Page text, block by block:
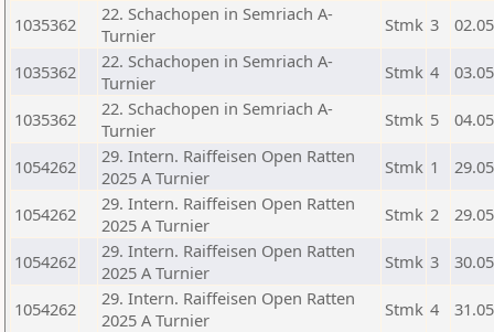
1035362
22. Schachopen in Semriach A-
Turnier
Stmk 3
1035362
22. Schachopen in Semriach A-
Turnier
Stmk 4
1035362
22. Schachopen in Semriach A-
Turnier
Stmk 5
1054262
29. Intern. Raiffeisen Open Ratten
2025 A Turnier
Stmk 1
1054262
29. Intern. Raiffeisen Open Ratten
2025 A Turnier
Stmk 2
1054262
29. Intern. Raiffeisen Open Ratten
2025 A Turnier
Stmk 3
1054262
29. Intern. Raiffeisen Open Ratten
2025 A Turnier
Stmk 4